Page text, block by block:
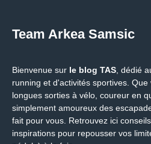
Team Arkea Samsic
Bienvenue sur le blog TAS , dédié
running et d'activités sportives.
longues sorties à vélo, coureur en
simplement amoureux des
fait pour vous. Retrouvez ici
inspirations pour repousser vos